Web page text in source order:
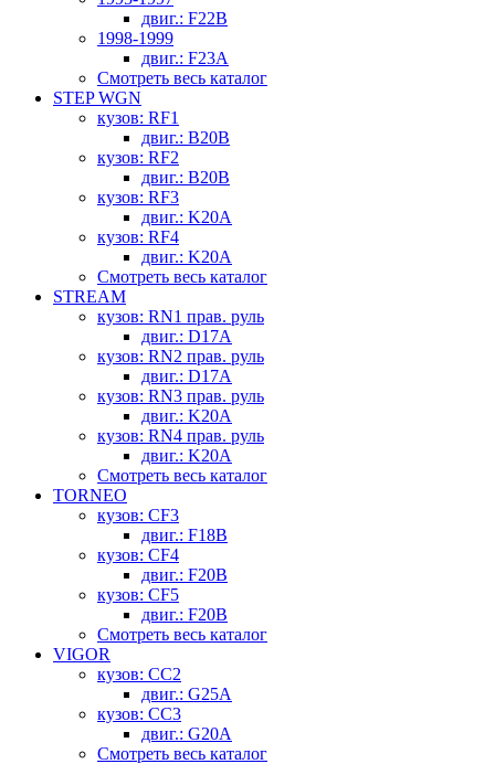
двиг.: F22B
1998-1999
двиг.: F23A
Смотреть весь каталог
STEP WGN
кузов: RF1
двиг.: B20B
кузов: RF2
двиг.: B20B
кузов: RF3
двиг.: K20A
кузов: RF4
двиг.: K20A
Смотреть весь каталог
STREAM
кузов: RN1 прав. руль
двиг.: D17A
кузов: RN2 прав. руль
двиг.: D17A
кузов: RN3 прав. руль
двиг.: K20A
кузов: RN4 прав. руль
двиг.: K20A
Смотреть весь каталог
TORNEO
кузов: CF3
двиг.: F18B
кузов: CF4
двиг.: F20B
кузов: CF5
двиг.: F20B
Смотреть весь каталог
VIGOR
кузов: CC2
двиг.: G25A
кузов: CC3
двиг.: G20A
Смотреть весь каталог